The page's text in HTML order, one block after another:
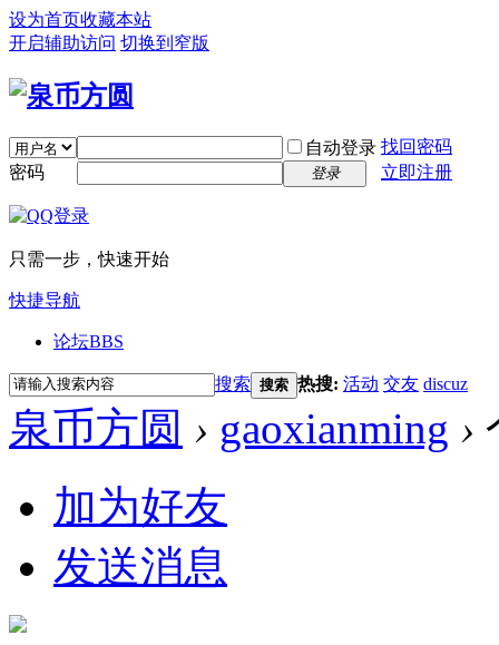
设为首页收藏本站
开启辅助访问 切换到窄版
自动登录 找回密码
密码
登录 立即注册
只需一步，快速开始
快捷导航
论坛BBS
搜索 搜索 热搜: 活动 交友 discuz
泉币方圆 › gaoxianming ›
加为好友
发送消息